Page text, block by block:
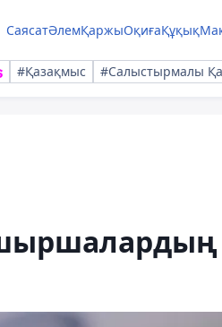
СаясатӘлемҚаржыОқиғаҚұқық
#Қазақмыс #Салыстырмалы